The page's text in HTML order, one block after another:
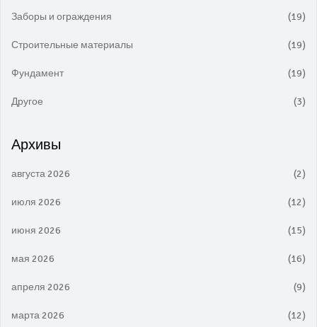
Заборы и ограждения (19)
Строительные материалы (19)
Фундамент (19)
Другое (3)
Архивы
августа 2026 (2)
июля 2026 (12)
июня 2026 (15)
мая 2026 (16)
апреля 2026 (9)
марта 2026 (12)